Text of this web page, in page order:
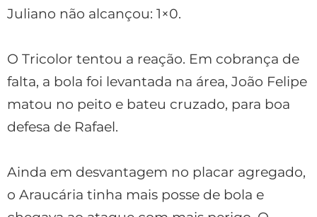
Juliano não alcançou: 1×0.
O Tricolor tentou a reação. Em cobrança de
falta, a bola foi levantada na área, João Felipe
matou no peito e bateu cruzado, para boa
defesa de Rafael.
Ainda em desvantagem no placar agregado,
o Araucária tinha mais posse de bola e